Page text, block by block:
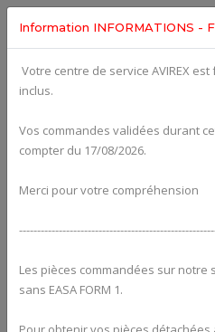
Information INFORMATIONS -
Votre centre de service AVIREX
inclus.
Vos commandes validées durant
compter du 17/08/2026.
Merci pour votre compréhension
Les pièces commandées sur
sans EASA FORM 1.